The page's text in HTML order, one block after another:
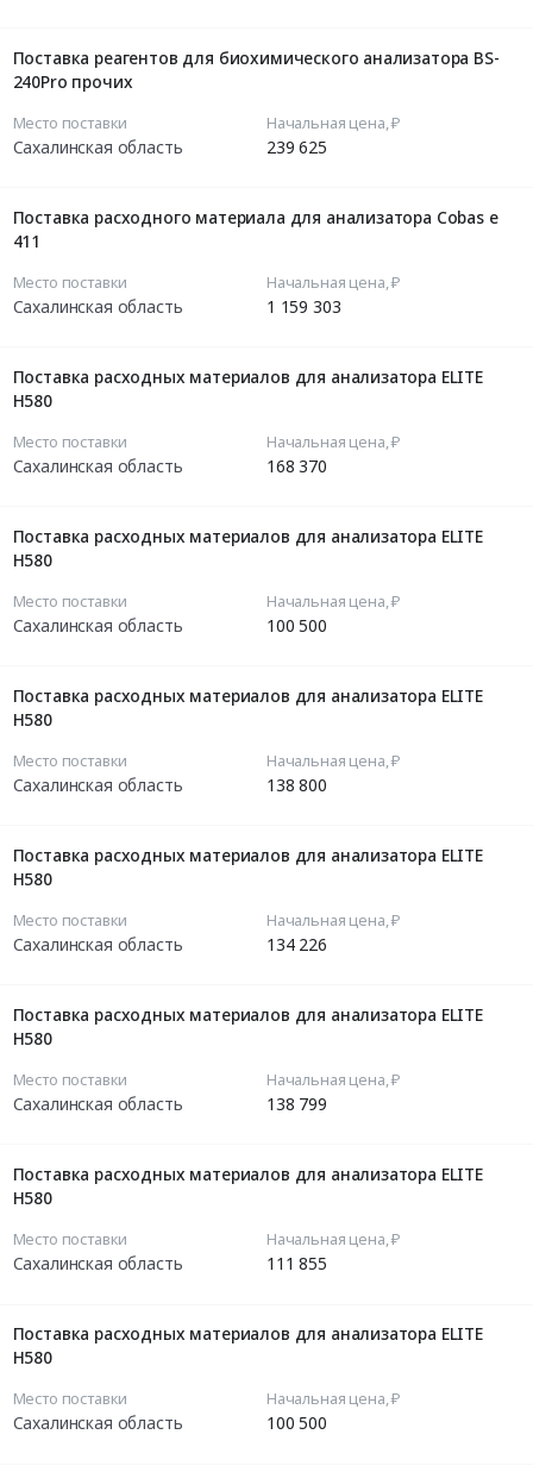
Поставка реагентов для биохимического анализатора BS-
240Pro прочих
Место поставки
Сахалинская область
Начальная цена, ₽
239 625
Поставка расходного материала для анализатора Cobas e
411
Место поставки
Сахалинская область
Начальная цена, ₽
1 159 303
Поставка расходных материалов для анализатора ELITE
H580
Место поставки
Сахалинская область
Начальная цена, ₽
168 370
Поставка расходных материалов для анализатора ELITE
H580
Место поставки
Сахалинская область
Начальная цена, ₽
100 500
Поставка расходных материалов для анализатора ELITE
H580
Место поставки
Сахалинская область
Начальная цена, ₽
138 800
Поставка расходных материалов для анализатора ELITE
H580
Место поставки
Сахалинская область
Начальная цена, ₽
134 226
Поставка расходных материалов для анализатора ELITE
H580
Место поставки
Сахалинская область
Начальная цена, ₽
138 799
Поставка расходных материалов для анализатора ELITE
H580
Место поставки
Сахалинская область
Начальная цена, ₽
111 855
Поставка расходных материалов для анализатора ELITE
H580
Место поставки
Сахалинская область
Начальная цена, ₽
100 500